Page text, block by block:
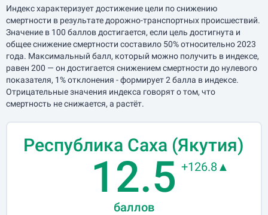
Индекс характеризует достижение цели по снижению
смертности в результате дорожно-транспортных происшествий.
Значение в 100 баллов достигается, если цель достигнута и
общее снижение смертности составило 50% относительно 2023
года. Максимальный балл, который можно получить в индексе,
равен 200 — он достигается снижением смертности до нулевого
показателя, 1% отклонения - формирует 2 балла в индексе.
Отрицательные значения индекса говорят о том, что
смертность не снижается, а растёт.
Республика Саха (Якутия)
12.5
баллов
+126.8▲